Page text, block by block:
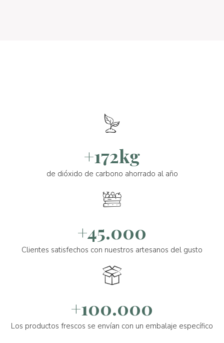
+172kg
de dióxido de carbono ahorrado al año
+45.000
Clientes satisfechos con nuestros artesanos del gusto
+100.000
Los productos frescos se envían con un embalaje específico